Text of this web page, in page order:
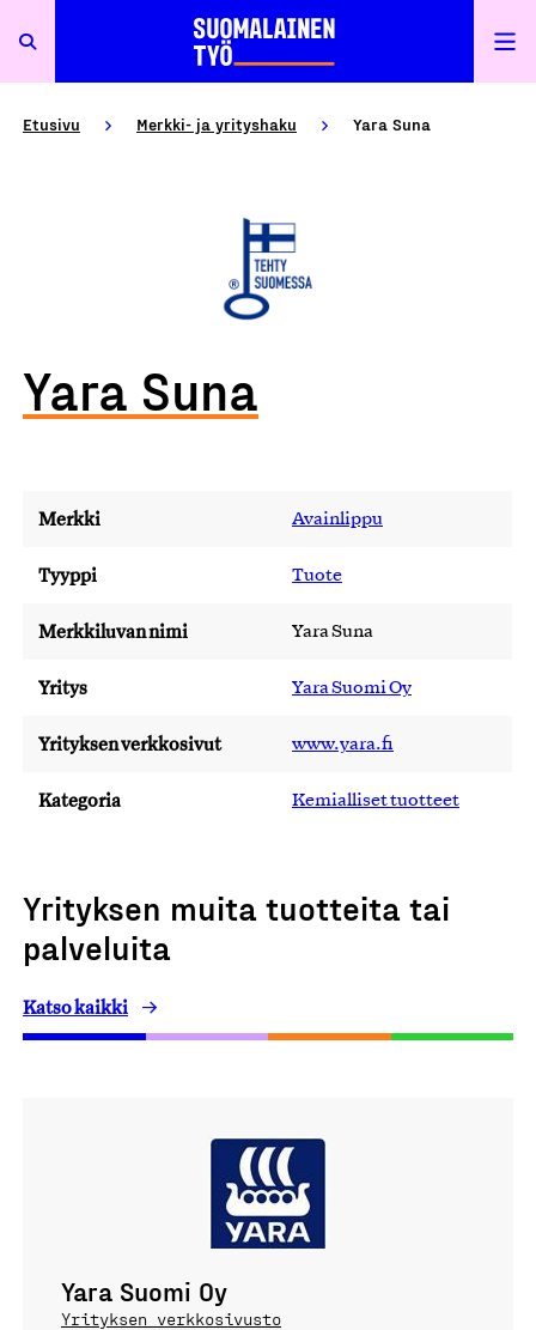
Etusivu Merkki- ja yrityshaku Yara Suna
Yara Suna
Merkki Avainlippu
Tyyppi Tuote
Merkkiluvan nimi Yara Suna
Yritys Yara Suomi Oy
Yrityksen verkkosivut www.yara.fi
Kategoria Kemialliset tuotteet
Yrityksen muita tuotteita tai
palveluita
Katso kaikki
Yara Suomi Oy
Yrityksen verkkosivusto